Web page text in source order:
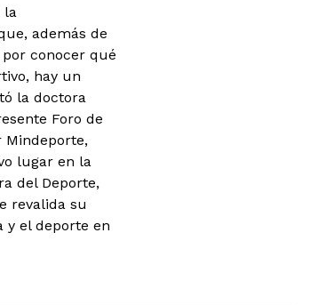
la
además de
conocer qué
hay un
la doctora
Foro de
Mindeporte,
lugar en la
del Deporte,
revalida su
y el deporte en